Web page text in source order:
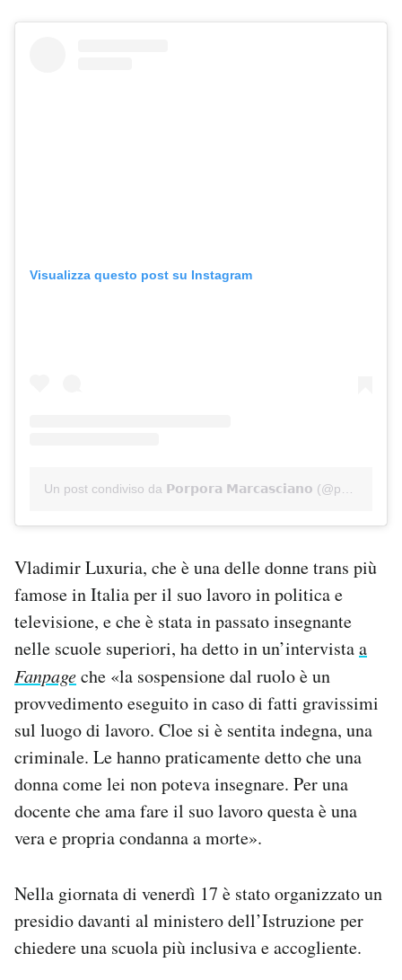
Visualizza questo post su Instagram
Vladimir Luxuria, che è una delle donne trans più
famose in Italia per il suo lavoro in politica e
televisione, e che è stata in passato insegnante
nelle scuole superiori, ha detto in un’intervistaa
Fanpageche «la sospensione dal ruolo è un
provvedimento eseguito in caso di fatti gravissimi
sul luogo di lavoro. Cloe si è sentita indegna, una
criminale. Le hanno praticamente detto che una
donna come lei non poteva insegnare. Per una
docente che ama fare il suo lavoro questa è una
vera e propria condanna a morte».
Nella giornata di venerdì 17 è stato organizzato un
presidio davanti al ministero dell’Istruzione per
chiedere una scuola più inclusiva e accogliente.